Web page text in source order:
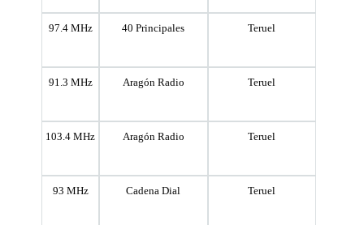
97.4 MHz 40 Principales Teruel
91.3 MHz Aragón Radio Teruel
103.4 MHz Aragón Radio Teruel
93 MHz Cadena Dial Teruel